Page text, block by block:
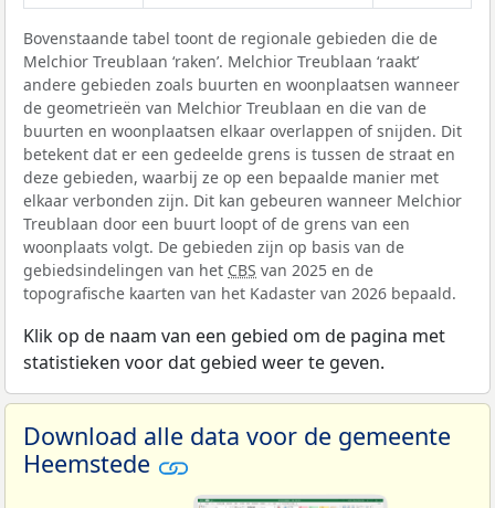
Bovenstaande tabel toont de regionale gebieden die de
Melchior Treublaan ‘raken’. Melchior Treublaan ‘raakt’
andere gebieden zoals buurten en woonplaatsen wanneer
de geometrieën van Melchior Treublaan en die van de
buurten en woonplaatsen elkaar overlappen of snijden. Dit
betekent dat er een gedeelde grens is tussen de straat en
deze gebieden, waarbij ze op een bepaalde manier met
elkaar verbonden zijn. Dit kan gebeuren wanneer Melchior
Treublaan door een buurt loopt of de grens van een
woonplaats volgt. De gebieden zijn op basis van de
gebiedsindelingen van het CBS van 2025 en de
topografische kaarten van het Kadaster van 2026 bepaald.
Klik op de naam van een gebied om de pagina met
statistieken voor dat gebied weer te geven.
Download alle data voor de gemeente
Heemstede